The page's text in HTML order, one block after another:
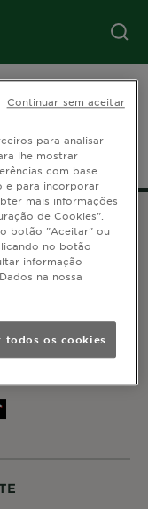
que
France
para analisar
lhe mostrar
com base
e para incorporar
mais informações
de Cookies".
botão "Aceitar" ou
no botão
informação
na nossa
todos os cookies
Continuar sem aceitar